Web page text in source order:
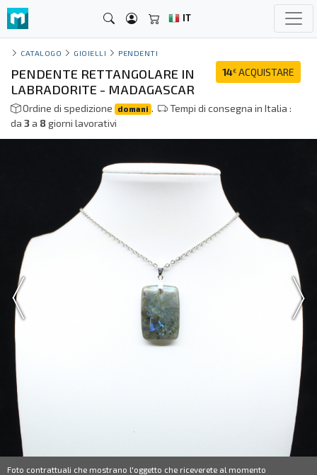
IT
CATALOGO GIOIELLI PENDENTI
14€ ACQUISTARE
PENDENTE RETTANGOLARE IN
LABRADORITE - MADAGASCAR
Ordine di spedizione domani .
Tempi di consegna in Italia :
da 3a 8giorni lavorativi
Foto contrattuali che mostrano l'oggetto che riceverete al momento